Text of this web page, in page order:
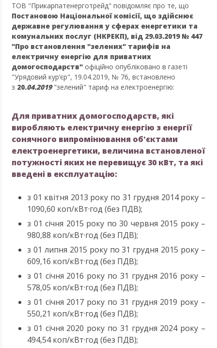
ТОВ "Прикарпатенерготрейд" повідомляє про те, що
Постановою Національної комісії, що здійснює
державне регулювання у сферах енергетики та
комунальних послуг (НКРЕКП), від 29.03.2019 № 447
"Про встановлення "зелених" тарифів на
електричну енергію для приватних
домогосподарств" офіційно опубліковано в газеті
"Урядовий кур’єр", 19.04.2019, № 76, встановлено
з 20.04.2019"зелений" тариф на електроенергію:
Для приватних домогосподарств, які
виробляють електричну енергію з енергії
сонячного випромінювання об'єктами
електроенергетики, величина встановленої
потужності яких не перевищує 30 кВт, та які
введені в експлуатацію:
з 01 квітня 2013 року по 31 грудня 2014 року –
1090,60 коп/кВт·год (без ПДВ);
з 01 січня 2015 року по 30 червня 2015 року –
980,88 коп/кВт·год (без ПДВ);
з 01 липня 2015 року по 31 грудня 2015 року –
609,16 коп/кВт·год (без ПДВ);
з 01 січня 2016 року по 31 грудня 2016 року –
578,05 коп/кВт·год (без ПДВ);
з 01 січня 2017 року по 31 грудня 2019 року –
550,21 коп/кВт·год (без ПДВ);
з 01 січня 2020 року по 31 грудня 2024 року –
494,54 коп/кВт·год (без ПДВ);